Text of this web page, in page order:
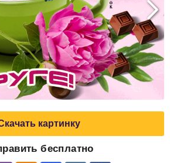
картинку
бесплатно